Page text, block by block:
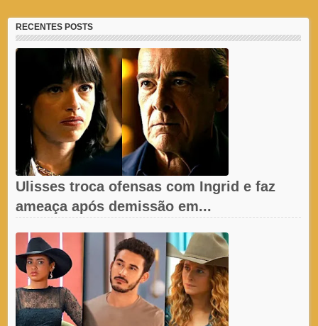
RECENTES POSTS
Ulisses troca ofensas com Ingrid e faz
ameaça após demissão em...